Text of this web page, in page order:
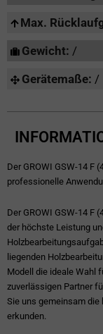
Max.
Gewicht: /
Gerätemaße: /
Der GROWI GSW-14 F
professionelle
Der GROWI GSW-14 F
der höchste Leistung
liegenden
Modell die ideale Wahl
zuverlässigen Partner
Sie uns gemeinsam
erkunden.